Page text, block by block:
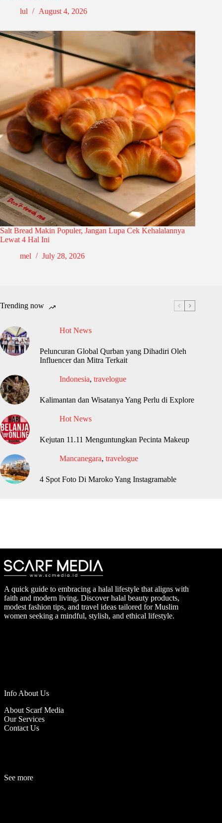
lul
August 4, 2026
Salt Bread Makin Populer, Jangan Lupa Cek Kehalalannya
Lewat 4 Hal Ini
mel
July 28, 2026
Trending now
Hot News
Peluncuran Global Qurban yang Dihadiri Oleh
Influencer dan Mitra Terkait
Indonesia, travelogue
Kalimantan dan Wisatanya Yang Perlu di Explore
Hot News
Kejutan 11.11 Menguntungkan Pecinta Makeup
Mancanegara, travelogue
4 Spot Foto Di Maroko Yang Instagramable
A quick guide to embracing a halal lifestyle that aligns with
faith and modern living. Discover halal beauty products,
modest fashion tips, and travel ideas tailored for Muslim
women seeking a mindful, stylish, and ethical lifestyle.
Info About Us
About Scarf Media
Our Services
Contact Us
See more